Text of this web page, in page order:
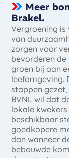
Meer
Brakel.
Vergroening is
van
zorgen voor
bevorderen
groen bij aan
leefomgeving.
stappen
BVNL wil dat
lokale
beschikbaar
goedkopere
dan wanneer
bebouwde